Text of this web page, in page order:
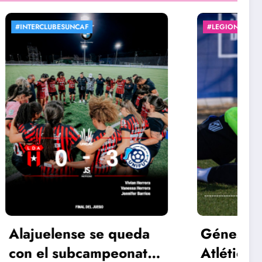
#LEGIONARIASXJS
Génesis Pérez y el
Atlético de Madrid